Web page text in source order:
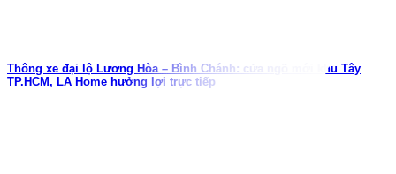
Thông xe đại lộ Lương Hòa – Bình Chánh: cửa ngõ mới khu Tây
TP.HCM, LA Home hưởng lợi trực tiếp